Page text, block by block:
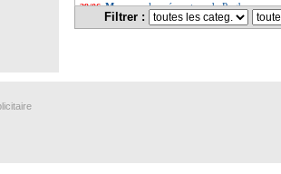
29/06 Monaco: le préparateur de Pogba rassure
Lyon: Neom pense aussi à Tolisso
Filtrer :